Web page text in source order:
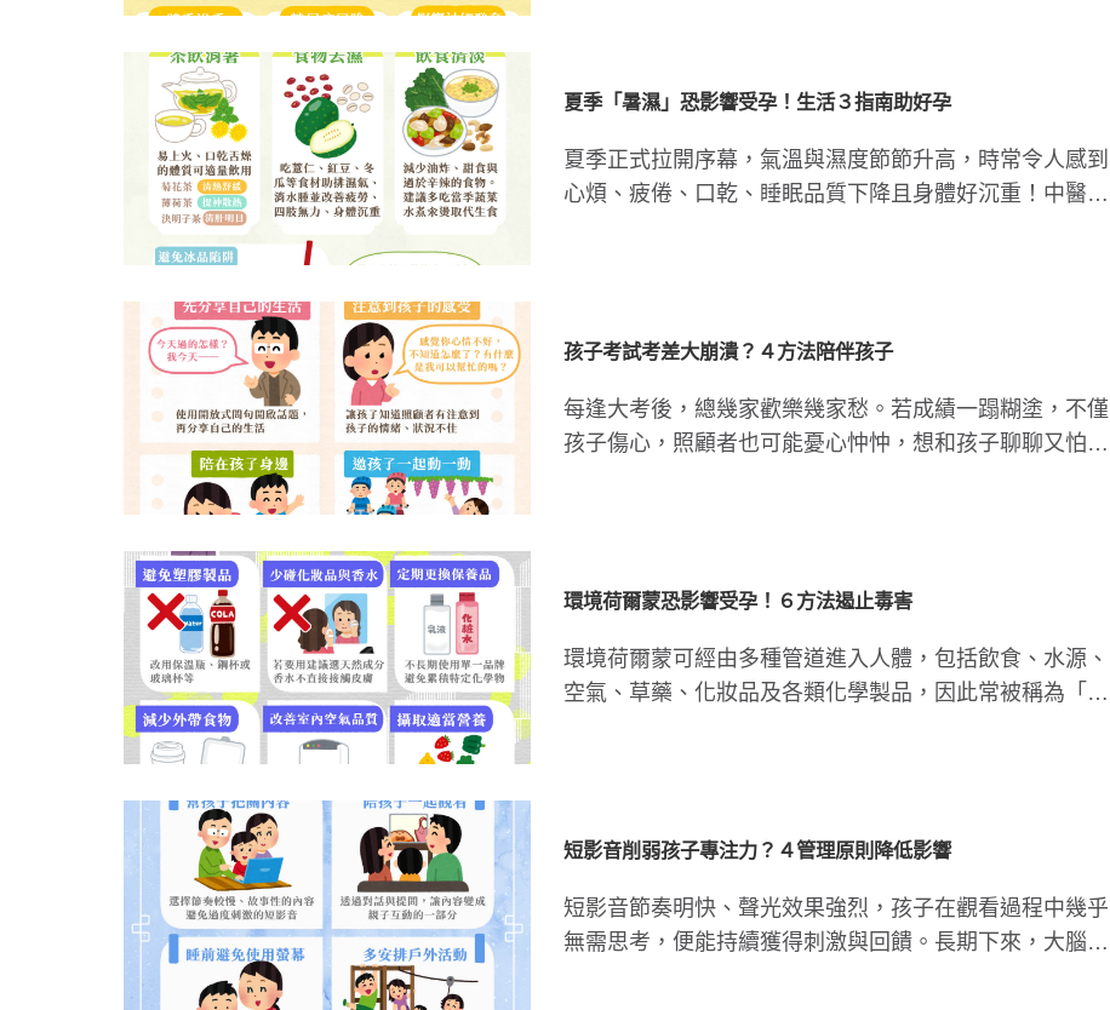
夏季「暑濕」恐影響受孕！生活３指南助好孕
夏季正式拉開序幕，氣溫與濕度節節升高，時常令人感到
心煩、疲倦、口乾、睡眠品質下降且身體好沉重！中醫認
孩子考試考差大崩潰？４方法陪伴孩子
每逢大考後，總幾家歡樂幾家愁。若成績一蹋糊塗，不僅
孩子傷心，照顧者也可能憂心忡忡，想和孩子聊聊又怕孩
環境荷爾蒙恐影響受孕！６方法遏止毒害
環境荷爾蒙可經由多種管道進入人體，包括飲食、水源、
空氣、草藥、化妝品及各類化學製品，因此常被稱為「隱
短影音削弱孩子專注力？４管理原則降低影響
短影音節奏明快、聲光效果強烈，孩子在觀看過程中幾乎
無需思考，便能持續獲得刺激與回饋。長期下來，大腦容